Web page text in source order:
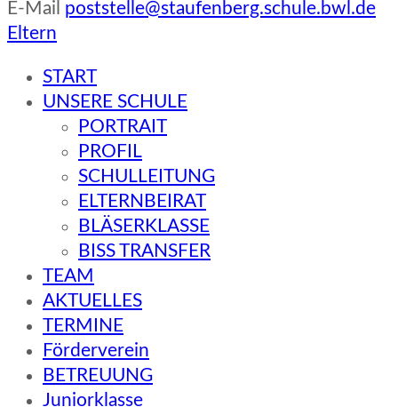
E-Mail poststelle@staufenberg.schule.bwl.de
Eltern
START
UNSERE SCHULE
PORTRAIT
PROFIL
SCHULLEITUNG
ELTERNBEIRAT
BLÄSERKLASSE
BISS TRANSFER
TEAM
AKTUELLES
TERMINE
Förderverein
BETREUUNG
Juniorklasse